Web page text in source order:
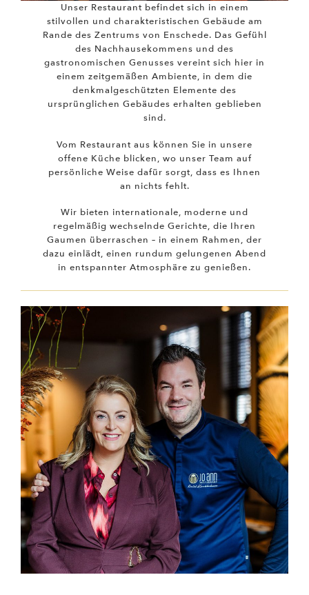
Unser Restaurant befindet sich in einem
stilvollen und charakteristischen Gebäude am
Rande des Zentrums von Enschede. Das Gefühl
des Nachhausekommens und des
gastronomischen Genusses vereint sich hier in
einem zeitgemäßen Ambiente, in dem die
denkmalgeschützten Elemente des
ursprünglichen Gebäudes erhalten geblieben
sind.
Vom Restaurant aus können Sie in unsere
offene Küche blicken, wo unser Team auf
persönliche Weise dafür sorgt, dass es Ihnen
an nichts fehlt.
Wir bieten internationale, moderne und
regelmäßig wechselnde Gerichte, die Ihren
Gaumen überraschen – in einem Rahmen, der
dazu einlädt, einen rundum gelungenen Abend
in entspannter Atmosphäre zu genießen.